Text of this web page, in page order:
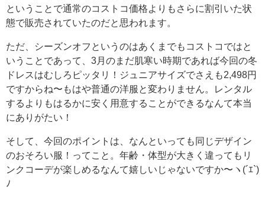
ということで通常のコストコ価格よりもさらに割引いた状
態で販売されていたのだと思われます。
ただ、シーズンオフというのはあくまでもコストコではと
いうことであって、3月のまだ肌寒い時期であれば今回の冬
ドレスはむしろピッタリ！ジュニアサイズでさえも2,498円
ですからね〜もはや普通の洋服と変わりません。レンタル
するよりもはるかに安く用意することができるなんて本当
にありがたい！
そして、今回のポイントは、なんといっても同じデザイン
のおそろい服！ってこと。年齢・体型が大きく違ってもリ
ンクコーデが楽しめるなんて嬉しいじゃないですか〜ヽ(´ｴ`)
ﾉ